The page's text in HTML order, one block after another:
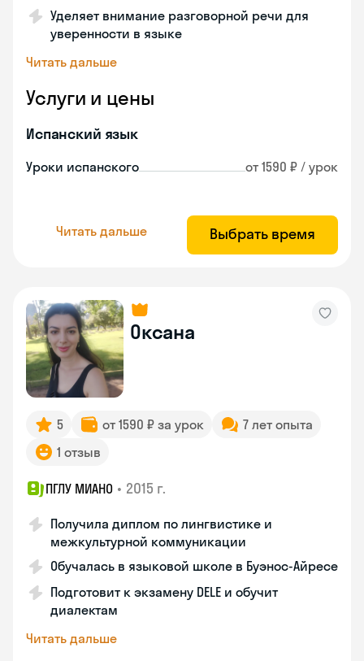
Уделяет внимание разговорной речи для
уверенности в языке
Читать дальше
Услуги и цены
Испанский язык
Уроки испанского от 1590 ₽ / урок
Читать дальше Выбрать время
Оксана
5 от 1590 ₽ за урок
7 лет опыта
1 отзыв
ПГЛУ МИАНО • 2015 г.
Получила диплом по лингвистике и
межкультурной коммуникации
Обучалась в языковой школе в Буэнос-Айресе
Подготовит к экзамену DELE и обучит
диалектам
Читать дальше